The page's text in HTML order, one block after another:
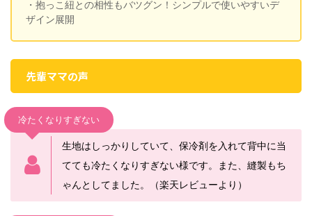
・抱っこ紐との相性もバツグン！シンプルで使いやすいデ
ザイン展開
先輩ママの声
冷たくなりすぎない
生地はしっかりしていて、保冷剤を入れて背中に当
てても冷たくなりすぎない様です。また、縫製もち
ゃんとしてました。（楽天レビューより）